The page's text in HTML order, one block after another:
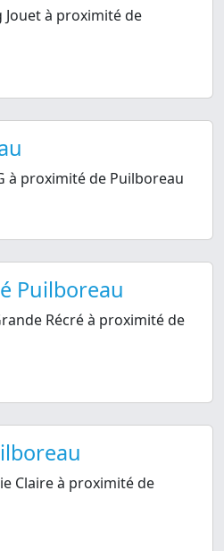
Jouet à proximité de
à proximité de Puilboreau
Puilboreau
Récré à proximité de
Claire à proximité de